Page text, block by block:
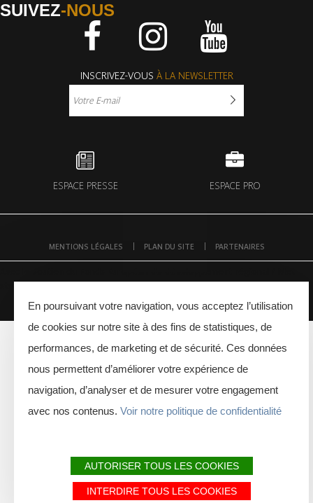
SUIVEZ-NOUS
INSCRIVEZ-VOUS À LA NEWSLETTER
ESPACE PRESSE ESPACE PRO
MENTIONS LÉGALES PLAN DU SITE PARTENAIRES
En poursuivant votre navigation, vous acceptez l’utilisation
de cookies sur notre site à des fins de statistiques, de
performances, de marketing et de sécurité. Ces données
nous permettent d’améliorer votre expérience de
navigation, d’analyser et de mesurer votre engagement
avec nos contenus. Voir notre politique de confidentialité
AUTORISER TOUS LES COOKIES
INTERDIRE TOUS LES COOKIES